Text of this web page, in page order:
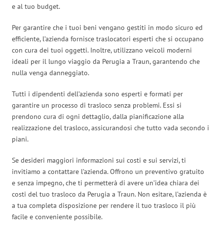
e al tuo budget.
Per garantire che i tuoi beni vengano gestiti in modo sicuro ed
efficiente, l’azienda fornisce traslocatori esperti che si occupano
con cura dei tuoi oggetti. Inoltre, utilizzano veicoli moderni
ideali per il lungo viaggio da Perugia a Traun, garantendo che
nulla venga danneggiato.
Tutti i dipendenti dell’azienda sono esperti e formati per
garantire un processo di trasloco senza problemi. Essi si
prendono cura di ogni dettaglio, dalla pianificazione alla
realizzazione del trasloco, assicurandosi che tutto vada secondo i
piani.
Se desideri maggiori informazioni sui costi e sui servizi, ti
invitiamo a contattare l’azienda. Offrono un preventivo gratuito
e senza impegno, che ti permetterà di avere un’idea chiara dei
costi del tuo trasloco da Perugia a Traun. Non esitare, l’azienda è
a tua completa disposizione per rendere il tuo trasloco il più
facile e conveniente possibile.